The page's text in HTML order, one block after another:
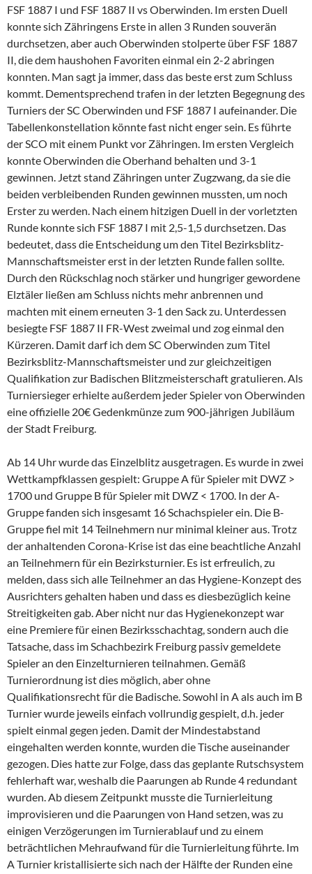
FSF 1887 I und FSF 1887 II vs Oberwinden. Im ersten Duell
konnte sich Zähringens Erste in allen 3 Runden souverän
durchsetzen, aber auch Oberwinden stolperte über FSF 1887
II, die dem haushohen Favoriten einmal ein 2-2 abringen
konnten. Man sagt ja immer, dass das beste erst zum Schluss
kommt. Dementsprechend trafen in der letzten Begegnung des
Turniers der SC Oberwinden und FSF 1887 I aufeinander. Die
Tabellenkonstellation könnte fast nicht enger sein. Es führte
der SCO mit einem Punkt vor Zähringen. Im ersten Vergleich
konnte Oberwinden die Oberhand behalten und 3-1
gewinnen. Jetzt stand Zähringen unter Zugzwang, da sie die
beiden verbleibenden Runden gewinnen mussten, um noch
Erster zu werden. Nach einem hitzigen Duell in der vorletzten
Runde konnte sich FSF 1887 I mit 2,5-1,5 durchsetzen. Das
bedeutet, dass die Entscheidung um den Titel Bezirksblitz-
Mannschaftsmeister erst in der letzten Runde fallen sollte.
Durch den Rückschlag noch stärker und hungriger gewordene
Elztäler ließen am Schluss nichts mehr anbrennen und
machten mit einem erneuten 3-1 den Sack zu. Unterdessen
besiegte FSF 1887 II FR-West zweimal und zog einmal den
Kürzeren. Damit darf ich dem SC Oberwinden zum Titel
Bezirksblitz-Mannschaftsmeister und zur gleichzeitigen
Qualifikation zur Badischen Blitzmeisterschaft gratulieren. Als
Turniersieger erhielte außerdem jeder Spieler von Oberwinden
eine offizielle 20€ Gedenkmünze zum 900-jährigen Jubiläum
der Stadt Freiburg.
Ab 14 Uhr wurde das Einzelblitz ausgetragen. Es wurde in zwei
Wettkampfklassen gespielt: Gruppe A für Spieler mit DWZ >
1700 und Gruppe B für Spieler mit DWZ < 1700. In der A-
Gruppe fanden sich insgesamt 16 Schachspieler ein. Die B-
Gruppe fiel mit 14 Teilnehmern nur minimal kleiner aus. Trotz
der anhaltenden Corona-Krise ist das eine beachtliche Anzahl
an Teilnehmern für ein Bezirksturnier. Es ist erfreulich, zu
melden, dass sich alle Teilnehmer an das Hygiene-Konzept des
Ausrichters gehalten haben und dass es diesbezüglich keine
Streitigkeiten gab. Aber nicht nur das Hygienekonzept war
eine Premiere für einen Bezirksschachtag, sondern auch die
Tatsache, dass im Schachbezirk Freiburg passiv gemeldete
Spieler an den Einzelturnieren teilnahmen. Gemäß
Turnierordnung ist dies möglich, aber ohne
Qualifikationsrecht für die Badische. Sowohl in A als auch im B
Turnier wurde jeweils einfach vollrundig gespielt, d.h. jeder
spielt einmal gegen jeden. Damit der Mindestabstand
eingehalten werden konnte, wurden die Tische auseinander
gezogen. Dies hatte zur Folge, dass das geplante Rutschsystem
fehlerhaft war, weshalb die Paarungen ab Runde 4 redundant
wurden. Ab diesem Zeitpunkt musste die Turnierleitung
improvisieren und die Paarungen von Hand setzen, was zu
einigen Verzögerungen im Turnierablauf und zu einem
beträchtlichen Mehraufwand für die Turnierleitung führte. Im
A Turnier kristallisierte sich nach der Hälfte der Runden eine